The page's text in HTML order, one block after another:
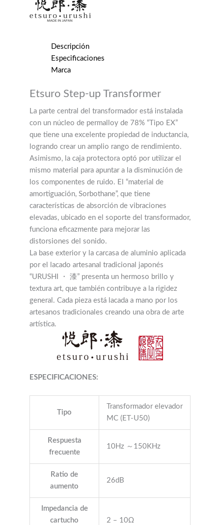
Descripción
Especificaciones
Marca
Etsuro Step-up Transformer
La parte central del transformador está instalada
con un núcleo de permalloy de 78% “Tipo EX”
que tiene una excelente propiedad de inductancia,
logrando crear un amplio rango de rendimiento.
Asimismo, la caja protectora optó por utilizar el
mismo material para apuntar a la disminución de
los componentes de ruido. El “material de
amortiguación, Sorbothane”, que tiene
características de absorción de vibraciones
elevadas, ubicado en el soporte del transformador,
funciona eficazmente para mejorar las
distorsiones del sonido.
La base exterior y la carcasa de aluminio aplicada
por el lacado artesanal tradicional japonés
“URUSHI ・ 漆” presenta un hermoso brillo y
textura art, que también contribuye a la rigidez
general. Cada pieza está lacada a mano por los
artesanos tradicionales creando una obra de arte
artística.
ESPECIFICACIONES:
Tipo
Transformador elevador
MC (ET-U50)
Respuesta
frecuente
10Hz ～150KHz
Ratio de
aumento
26dB
Impedancia de
cartucho
2 – 10Ω